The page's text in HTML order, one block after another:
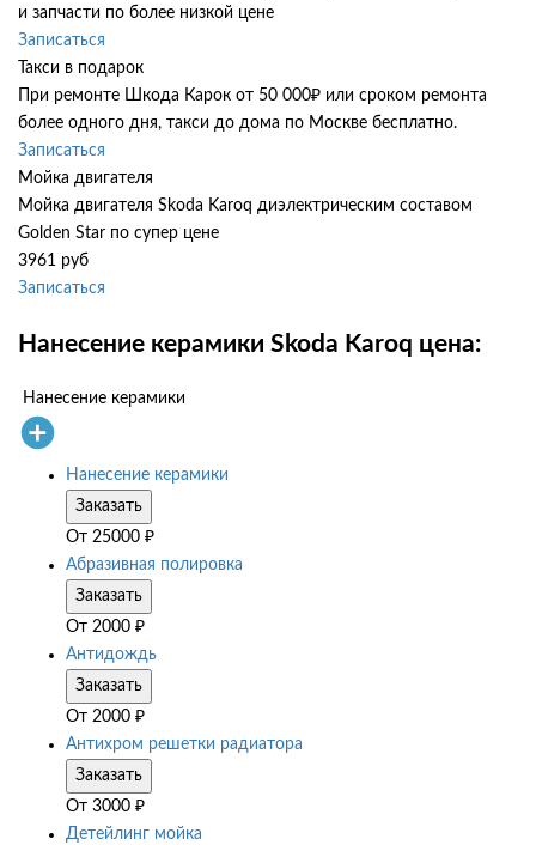
и запчасти по более низкой цене
Записаться
Такси в подарок
При ремонте Шкода Карок от 50 000₽ или сроком ремонта
более одного дня, такси до дома по Москве бесплатно.
Записаться
Мойка двигателя
Мойка двигателя Skoda Karoq диэлектрическим составом
Golden Star по супер цене
3961 руб
Записаться
Нанесение керамики Skoda Karoq цена:
Нанесение керамики
Нанесение керамики
Заказать
От 25000 ₽
Абразивная полировка
Заказать
От 2000 ₽
Антидождь
Заказать
От 2000 ₽
Антихром решетки радиатора
Заказать
От 3000 ₽
Детейлинг мойка